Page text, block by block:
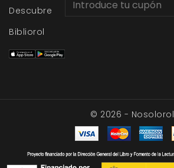
Descubre
Bibliorol
© 2026 - Nosolorol